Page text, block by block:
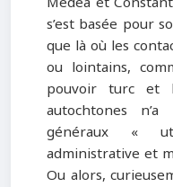
s’est basée pour
que là où les
ou lointains,
pouvoir turc et
autochtones
généraux «
administrative et
Ou alors,